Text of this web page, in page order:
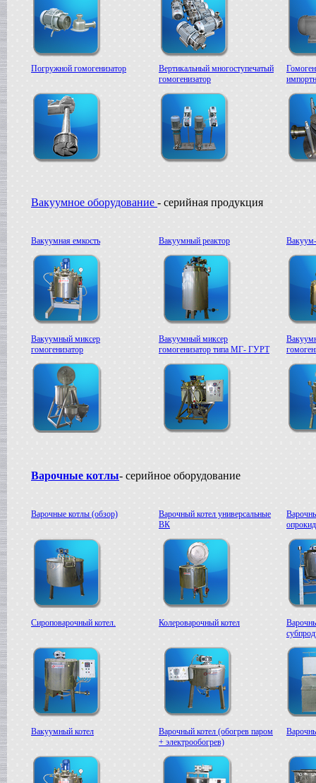
Сироповарочный котел
в г. Воронеж
Жиротопка
в г. Рязань
в г. Клин
в г. Саратов
Дражировочная машина
в г. Камышин
Сироповарочный котел
в г. Алексин
Варочный котел
в г. Рязань
Смеситель типа "Пьяная бочка"
Дражировочная машина
в г. Минск
Колероварочный котел
в г. Челябинск
Плавитель жира
в г. Ряжск
Пищевое оборудование
в г. Ростов на Дону
Пищевой насос
в г. Саратов
в г. Брянск
Гомогенизатор
в г. Тверь
в г. Пермь
Темперирующая машина
Вакуумный котел
Восстановитель сухого молока
в г.Белгород
Вакуум-выпарной котел
в г. Дмитров
Сироповарочный котел
Жиротопка
г. Александров
Пищевой насос
в г.Вологду
Гомогенизатор
в г.Камышин
в г.Белгород
Погружной гомогенизатор
Вертикальный многоступечатый
гомогенизатор
Вакуумное оборудование - серийная продукция
Вакуумная емкость Вакуумный реактор
Вакуумный миксер
гомогенизатор
Вакуумный миксер
гомогенизатор типа МГ- ГУРТ
Варочные котлы- серийное оборудование
Варочные котлы (обзор)
Варочный котел универсальные
ВК
Сироповарочный котел. Колероварочный котел
Вакуумный котел
Варочный котел (обогрев паром
+ электрообогрев)